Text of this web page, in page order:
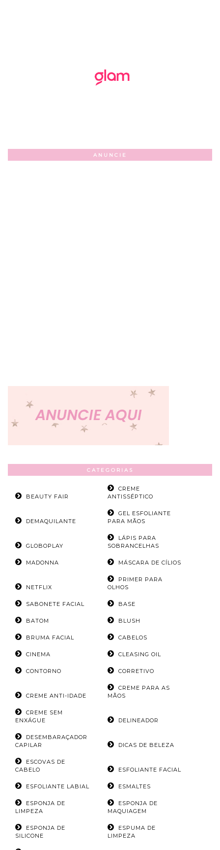
ANUNCIE
CATEGORIAS
BEAUTY FAIR
CREME
ANTISSÉPTICO
DEMAQUILANTE
GEL ESFOLIANTE
PARA MÃOS
GLOBOPLAY
LÁPIS PARA
SOBRANCELHAS
MADONNA MÁSCARA DE CÍLIOS
NETFLIX
PRIMER PARA
OLHOS
SABONETE FACIAL BASE
BATOM BLUSH
BRUMA FACIAL CABELOS
CINEMA CLEASING OIL
CONTORNO CORRETIVO
CREME ANTI-IDADE
CREME PARA AS
MÃOS
CREME SEM
ENXÁGUE
DELINEADOR
DESEMBARAÇADOR
CAPILAR
DICAS DE BELEZA
ESCOVAS DE
CABELO
ESFOLIANTE FACIAL
ESFOLIANTE LABIAL ESMALTES
ESPONJA DE
LIMPEZA
ESPONJA DE
MAQUIAGEM
ESPONJA DE
SILICONE
ESPUMA DE
LIMPEZA